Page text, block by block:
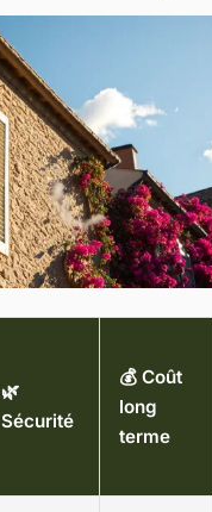
🌿
Sécurité
💰 Coût
long
terme